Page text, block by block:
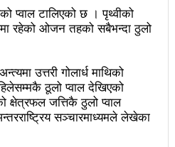
१३ जनाको मृत्यु
सम्पन्न गर्‍यो वार्षिकोत्सव
नैतिक दबाबः समय बुझेर
प्वाल टालिएको छ । पृथ्वीको
रहेको ओजन तहको सबैभन्दा ठुलो
उत्तरी गोलार्ध माथिको
ठूलो प्वाल देखिएको
क्षेत्रफल जत्तिकै ठुलो प्वाल
सञ्चारमाध्यमले लेखेका